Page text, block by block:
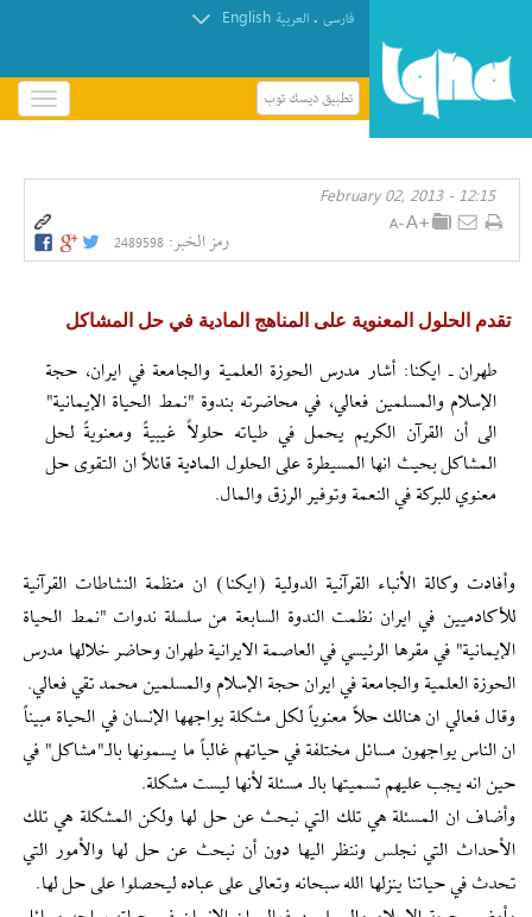
فارسی . العربیة English
تطبيق ديسك توب
باز
و
کردن
12:15 - February 02, 2013
رمز الخبر: 2489598
تقدم الحلول المعنوية على المناهج المادية في حل المشاكل
طهران ـ ايكنا: أشار مدرس الحوزة العلمية والجامعة في ايران، حجة
الإسلام والمسلمين فعالي، في محاضرته بندوة "نمط الحياة الإيمانية"
الى أن القرآن الكريم يحمل في طياته حلولاً غيبيةً ومعنويةً لحل
المشاكل بحيث انها المسيطرة على الحلول المادية قائلاً ان التقوى حل
معنوي للبركة في النعمة وتوفير الرزق والمال.
وأفادت وكالة الأنباء القرآنية الدولية (ايكنا) ان منظمة النشاطات القرآنية
للأكادميين في ايران نظمت الندوة السابعة من سلسلة ندوات "نمط الحياة
الإيمانية" في مقرها الرئيسي في العاصمة الايرانية طهران وحاضر خلالها مدرس
الحوزة العلمية والجامعة في ايران حجة الإسلام والمسلمين محمد تقي فعالي.
وقال فعالي ان هنالك حلاً معنوياً لكل مشكلة يواجهها الإنسان في الحياة مبيناً
ان الناس يواجهون مسائل مختلفة في حياتهم غالباً ما يسمونها بالـ"مشاكل" في
حين انه يجب عليهم تسميتها بالـ مسئلة لأنها ليست مشكلة.
وأضاف ان المسئلة هي تلك التي نبحث عن حل لها ولكن المشكلة هي تلك
الأحداث التي نجلس وننظر اليها دون أن نبحث عن حل لها والأمور التي
تحدث في حياتنا ينزلها الله سبحانه وتعالى على عباده ليحصلوا على حل لها.